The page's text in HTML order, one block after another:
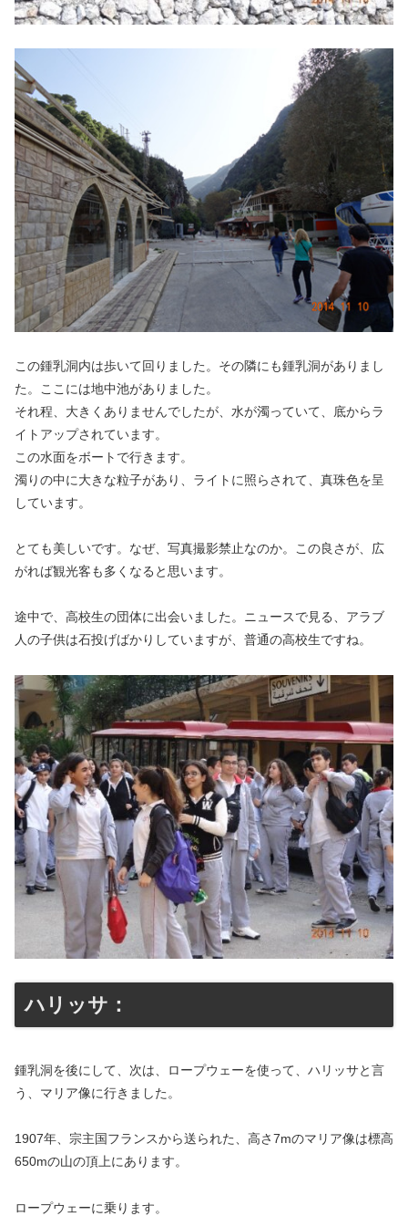
この鍾乳洞内は歩いて回りました。その隣にも鍾乳洞がありまし
た。ここには地中池がありました。
それ程、大きくありませんでしたが、水が濁っていて、底からラ
イトアップされています。
この水面をボートで行きます。
濁りの中に大きな粒子があり、ライトに照らされて、真珠色を呈
しています。
とても美しいです。なぜ、写真撮影禁止なのか。この良さが、広
がれば観光客も多くなると思います。
途中で、高校生の団体に出会いました。ニュースで見る、アラブ
人の子供は石投げばかりしていますが、普通の高校生ですね。
ハリッサ：
鍾乳洞を後にして、次は、ロープウェーを使って、ハリッサと言
う、マリア像に行きました。
1907年、宗主国フランスから送られた、高さ7mのマリア像は標高
650mの山の頂上にあります。
ロープウェーに乗ります。